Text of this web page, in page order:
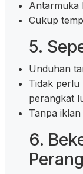
Antarmuka
Cukup
5.
Unduhan
Tidak perlu
perangkat
Tanpa
6.